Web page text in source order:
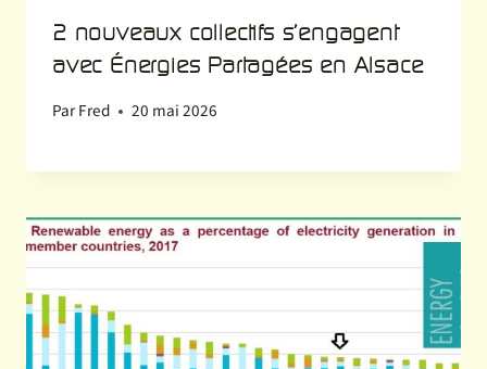
2 nouveaux collectifs s’engagent
avec Énergies Partagées en Alsace
Par Fred 20 mai 2026